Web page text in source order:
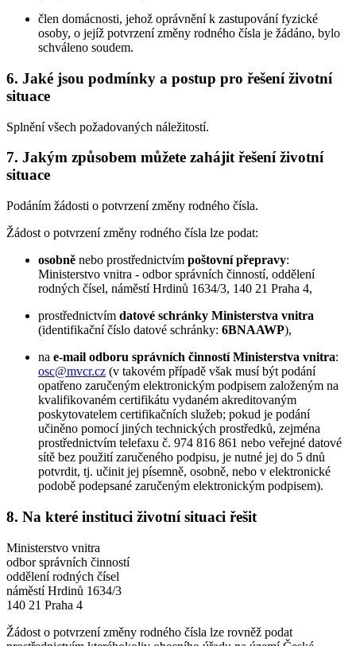
člen domácnosti, jehož oprávnění k zastupování fyzické
osoby, o jejíž potvrzení změny rodného čísla je žádáno, bylo
schváleno soudem.
6. Jaké jsou podmínky a postup pro řešení životní
situace
Splnění všech požadovaných náležitostí.
7. Jakým způsobem můžete zahájit řešení životní
situace
Podáním žádosti o potvrzení změny rodného čísla.
Žádost o potvrzení změny rodného čísla lze podat:
osobně nebo prostřednictvím poštovní přepravy:
Ministerstvo vnitra - odbor správních činností, oddělení
rodných čísel, náměstí Hrdinů 1634/3, 140 21 Praha 4,
prostřednictvím datové schránky Ministerstva vnitra
(identifikační číslo datové schránky: 6BNAAWP),
na e-mail odboru správních činností Ministerstva vnitra:
osc@mvcr.cz (v takovém případě však musí být podání
opatřeno zaručeným elektronickým podpisem založeným na
kvalifikovaném certifikátu vydaném akreditovaným
poskytovatelem certifikačních služeb; pokud je podání
učiněno pomocí jiných technických prostředků, zejména
prostřednictvím telefaxu č. 974 816 861 nebo veřejné datové
sítě bez použití zaručeného podpisu, je nutné jej do 5 dnů
potvrdit, tj. učinit jej písemně, osobně, nebo v elektronické
podobě podepsané zaručeným elektronickým podpisem).
8. Na které instituci životní situaci řešit
Ministerstvo vnitra
odbor správních činností
oddělení rodných čísel
náměstí Hrdinů 1634/3
140 21 Praha 4
Žádost o potvrzení změny rodného čísla lze rovněž podat